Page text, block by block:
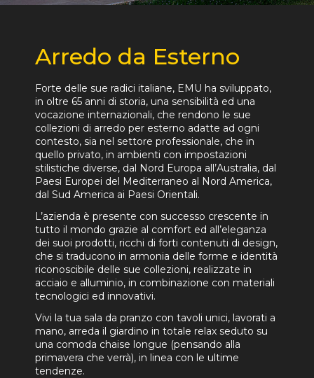
Arredo da Esterno
Forte delle sue radici italiane, EMU ha sviluppato,
in oltre 65 anni di storia, una sensibilità ed una
vocazione internazionali, che rendono le sue
collezioni di arredo per esterno adatte ad ogni
contesto, sia nel settore professionale, che in
quello privato, in ambienti con impostazioni
stilistiche diverse, dal Nord Europa all’Australia, dal
Paesi Europei del Mediterraneo al Nord America,
dal Sud America ai Paesi Orientali.
L’azienda è presente con successo crescente in
tutto il mondo grazie al comfort ed all’eleganza
dei suoi prodotti, ricchi di forti contenuti di design,
che si traducono in armonia delle forme e identità
riconoscibile delle sue collezioni, realizzate in
acciaio e alluminio, in combinazione con materiali
tecnologici ed innovativi.
Vivi la tua sala da pranzo con tavoli unici, lavorati a
mano, arreda il giardino in totale relax seduto su
una comoda chaise longue (pensando alla
primavera che verrà), in linea con le ultime
tendenze.